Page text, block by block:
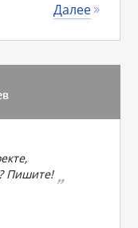
Далее
Пишите!